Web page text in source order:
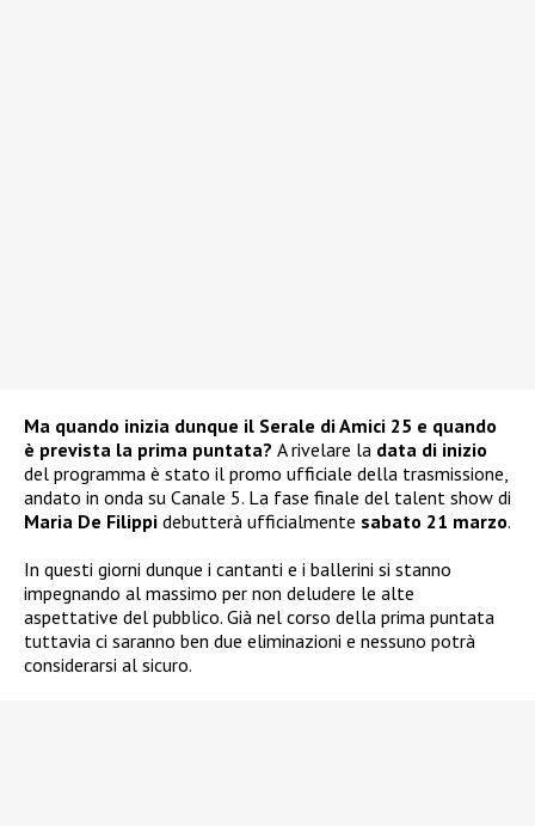
Ma quando inizia dunque il Serale di Amici 25 e quando
è prevista la prima puntata? A rivelare la data di inizio
del programma è stato il promo ufficiale della trasmissione,
andato in onda su Canale 5. La fase finale del talent show di
Maria De Filippi debutterà ufficialmente sabato 21 marzo.
In questi giorni dunque i cantanti e i ballerini si stanno
impegnando al massimo per non deludere le alte
aspettative del pubblico. Già nel corso della prima puntata
tuttavia ci saranno ben due eliminazioni e nessuno potrà
considerarsi al sicuro.